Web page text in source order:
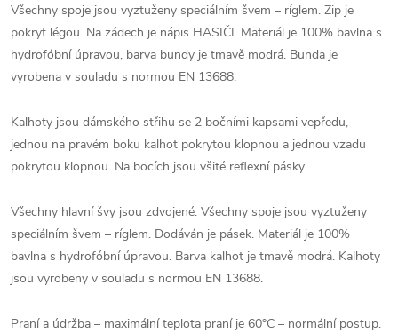
Všechny spoje jsou vyztuženy speciálním švem – ríglem. Zip je
pokryt légou. Na zádech je nápis HASIČI. Materiál je 100% bavlna s
hydrofóbní úpravou, barva bundy je tmavě modrá. Bunda je
vyrobena v souladu s normou EN 13688.
Kalhoty jsou dámského střihu se 2 bočními kapsami vepředu,
jednou na pravém boku kalhot pokrytou klopnou a jednou vzadu
pokrytou klopnou. Na bocích jsou všité reflexní pásky.
Všechny hlavní švy jsou zdvojené. Všechny spoje jsou vyztuženy
speciálním švem – ríglem. Dodáván je pásek. Materiál je 100%
bavlna s hydrofóbní úpravou. Barva kalhot je tmavě modrá. Kalhoty
jsou vyrobeny v souladu s normou EN 13688.
Praní a údržba – maximální teplota praní je 60°C – normální postup.